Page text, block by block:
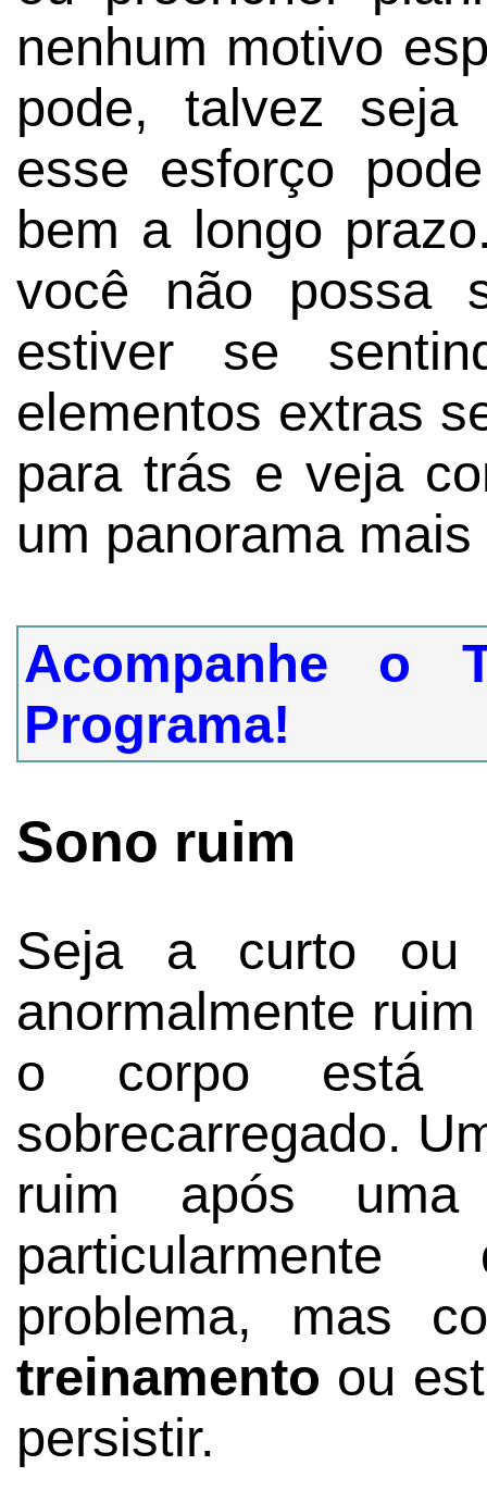
nenhum motivo
pode, talvez seja
esse esforço
bem a longo
você não possa
estiver se
elementos extras
para trás e veja
um panorama
Acompanhe o
Programa!
Sono ruim
Seja a curto ou
anormalmente
o corpo está
sobrecarregado.
ruim após
problema, mas
treinamento ou
persistir.